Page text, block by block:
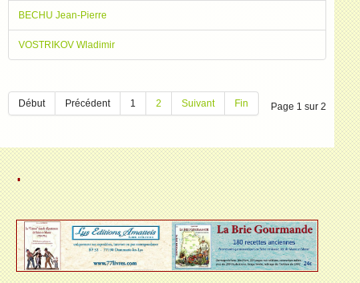
BECHU Jean-Pierre
VOSTRIKOV Wladimir
Page 1 sur 2
Début Précédent 1 2 Suivant Fin
.